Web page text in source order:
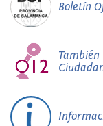
Boletín
También